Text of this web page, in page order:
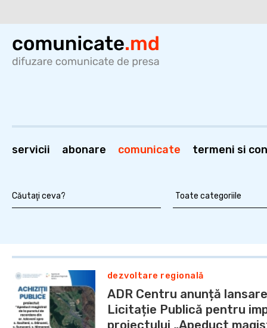
servicii abonare comunicate termeni si
dezvoltare regională
ADR Centru anunță
Licitație Publică pentru
proiectului „Apeduct